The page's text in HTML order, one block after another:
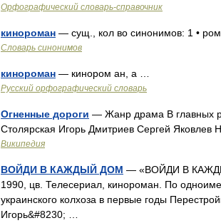
Орфографический словарь-справочник
кинороман — сущ., кол во синонимов: 1 •
Словарь синонимов
кинороман — кинором ан, а …
Русский орфографический словарь
Огненные дороги — Жанр драма В главных
Столярская Игорь Дмитриев Сергей
Википедия
ВОЙДИ В КАЖДЫЙ ДОМ — «ВОЙДИ В
1990, цв. Телесериал, кинороман. По
украинского колхоза в первые годы
Игорь&#8230; …